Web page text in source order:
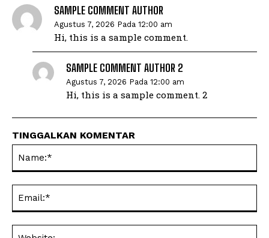
SAMPLE COMMENT AUTHOR
Agustus 7, 2026 Pada 12:00 am
Hi, this is a sample comment.
SAMPLE COMMENT AUTHOR 2
Agustus 7, 2026 Pada 12:00 am
Hi, this is a sample comment. 2
TINGGALKAN KOMENTAR